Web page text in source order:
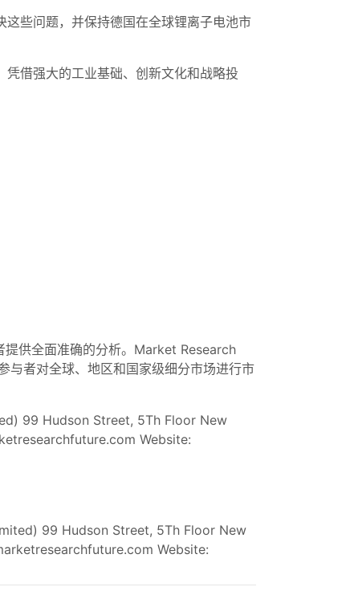
些问题，并保持德国在全球锂离子电池市
借强大的工业基础、创新文化和战略投
提供全面准确的分析。Market Research
与者对全球、地区和国家级细分市场进行市
99 Hudson Street, 5Th Floor New
Website:
99 Hudson Street, 5Th Floor New
Website: